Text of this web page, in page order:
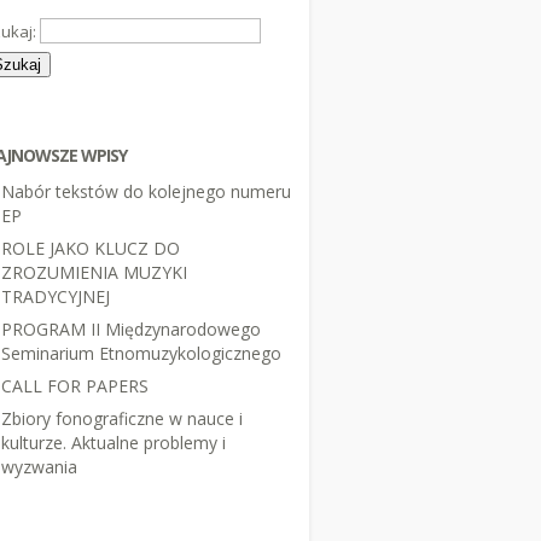
WPISY
Nabór tekstów do kolejnego numeru
EP
ROLE JAKO KLUCZ DO
ZROZUMIENIA MUZYKI
TRADYCYJNEJ
PROGRAM II Międzynarodowego
Seminarium Etnomuzykologicznego
CALL FOR PAPERS
Zbiory fonograficzne w nauce i
kulturze. Aktualne problemy i
wyzwania